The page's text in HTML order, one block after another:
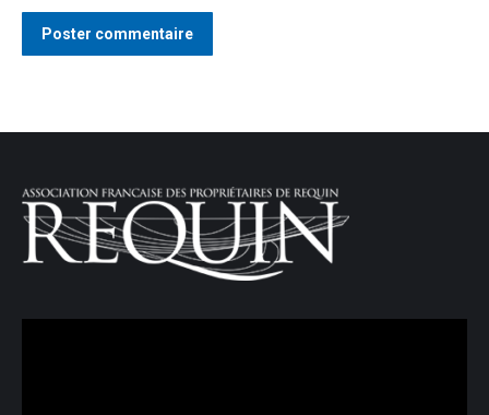
Poster commentaire